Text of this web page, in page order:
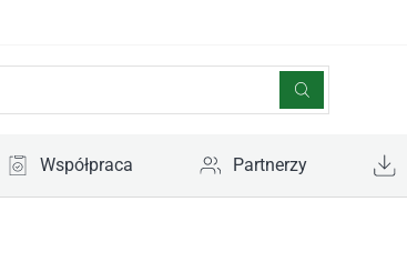
Współpraca Partnerzy